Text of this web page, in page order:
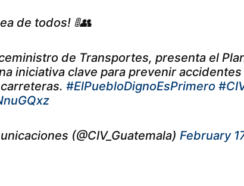
de todos! 🚦👥
de Transportes, presenta el
iniciativa clave para prevenir
#ElPuebloDignoEsPrimero
(@CIV_Guatemala) February